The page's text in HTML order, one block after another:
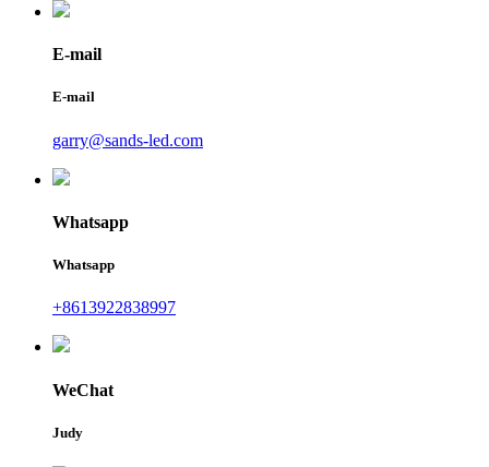
E-mail
E-mail
garry@sands-led.com
Whatsapp
Whatsapp
+8613922838997
WeChat
Judy